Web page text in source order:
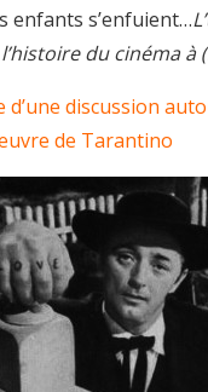
enfants s’enfuient…
du cinéma à
d’une discussion
de Tarantino